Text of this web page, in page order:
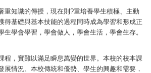
重知識的傳授，現在則?重培養學生積極、主動
得基礎與基本技能的過程同時成為學習和形成正
生學會學習，學會做人，學會生活，學會生存。
程，實難以滿足瞬息萬變的世界。本校的校本課
展情況、本校傳統和優勢、學生的興趣和需要，